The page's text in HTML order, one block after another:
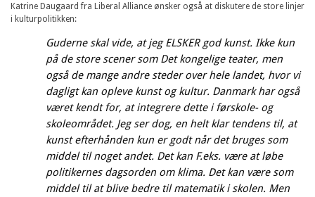
Katrine Daugaard fra Liberal Alliance ønsker også at diskutere de store linjer
i kulturpolitikken:
Guderne skal vide, at jeg ELSKER god kunst. Ikke kun
på de store scener som Det kongelige teater, men
også de mange andre steder over hele landet, hvor vi
dagligt kan opleve kunst og kultur. Danmark har også
været kendt for, at integrere dette i førskole- og
skoleområdet. Jeg ser dog, en helt klar tendens til, at
kunst efterhånden kun er godt når det bruges som
middel til noget andet. Det kan F.eks. være at løbe
politikernes dagsorden om klima. Det kan være som
middel til at blive bedre til matematik i skolen. Men